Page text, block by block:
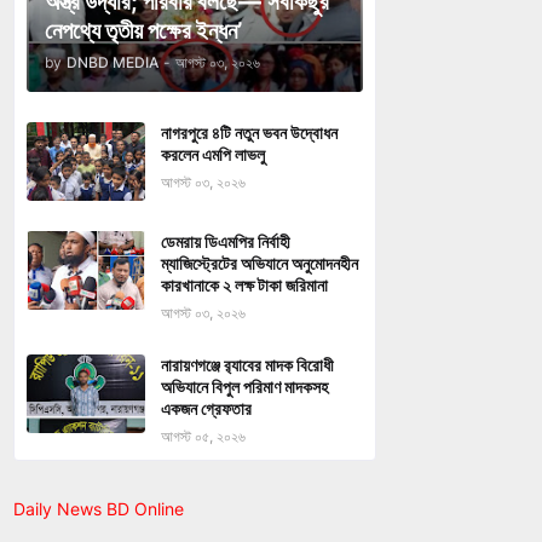
নেপথ্যে তৃতীয় পক্ষের ইন্ধন’
by DNBD MEDIA - আগস্ট ০৩, ২০২৬
নাগরপুরে ৪টি নতুন ভবন উদ্বোধন
করলেন এমপি লাভলু
আগস্ট ০৩, ২০২৬
ডেমরায় ডিএমপির নির্বাহী
ম্যাজিস্ট্রেটের অভিযানে অনুমোদনহীন
কারখানাকে ২ লক্ষ টাকা জরিমানা
আগস্ট ০৩, ২০২৬
নারায়ণগঞ্জে র‍্যাবের মাদক বিরোধী
অভিযানে বিপুল পরিমাণ মাদকসহ
একজন গ্রেফতার
আগস্ট ০৫, ২০২৬
Daily News BD Online